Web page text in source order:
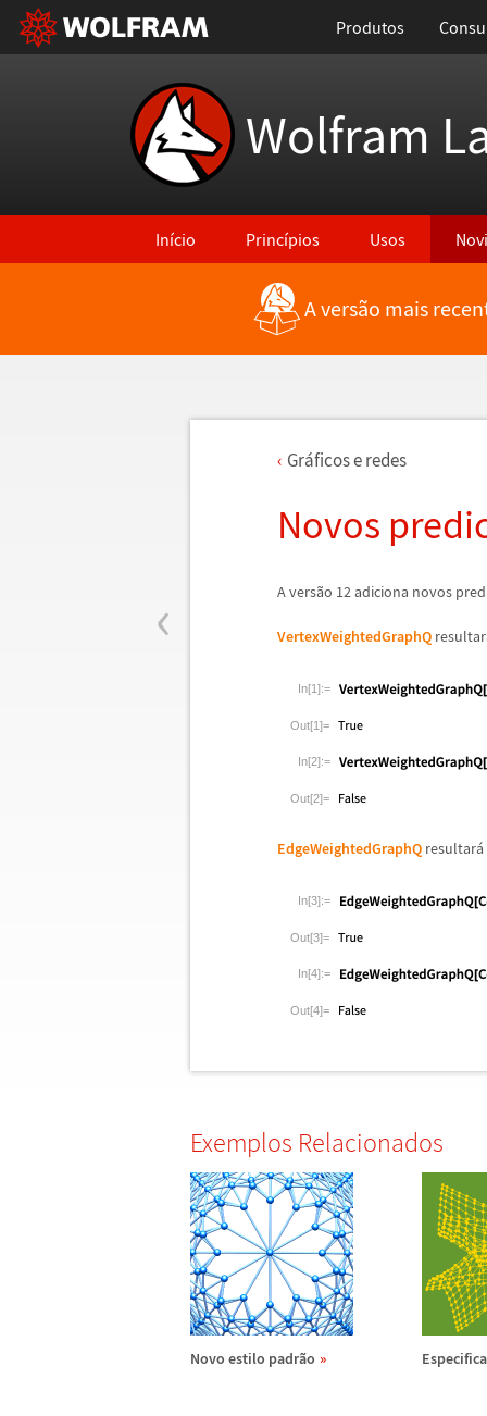
Produtos
Wolfram
Início Princípios Usos
A versão mais
‹
Gráficos e redes
Novos
A versão 12 adiciona novos
VertexWeightedGraphQ resultar
In[1]:=
Out[1]=
In[2]:=
Out[2]=
EdgeWeightedGraphQ resultará
In[3]:=
Out[3]=
In[4]:=
Out[4]=
Exemplos Relacionados
Novo estilo padrão Especifica